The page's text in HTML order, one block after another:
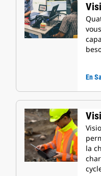
En
la